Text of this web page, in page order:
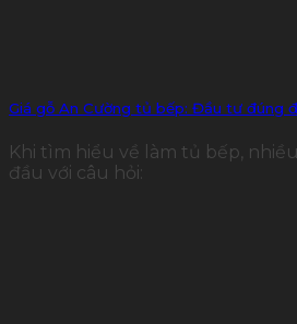
Giá gỗ An Cường tủ bếp: Đầu tư đúng
Khi tìm hiểu về làm tủ bếp,
đầu với câu hỏi: